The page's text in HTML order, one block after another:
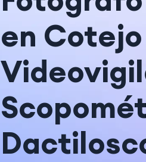
en